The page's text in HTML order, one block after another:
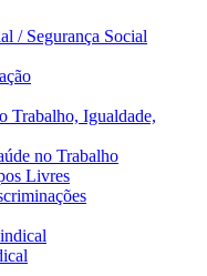
/ Segurança Social
Trabalho, Igualdade,
no Trabalho
Livres